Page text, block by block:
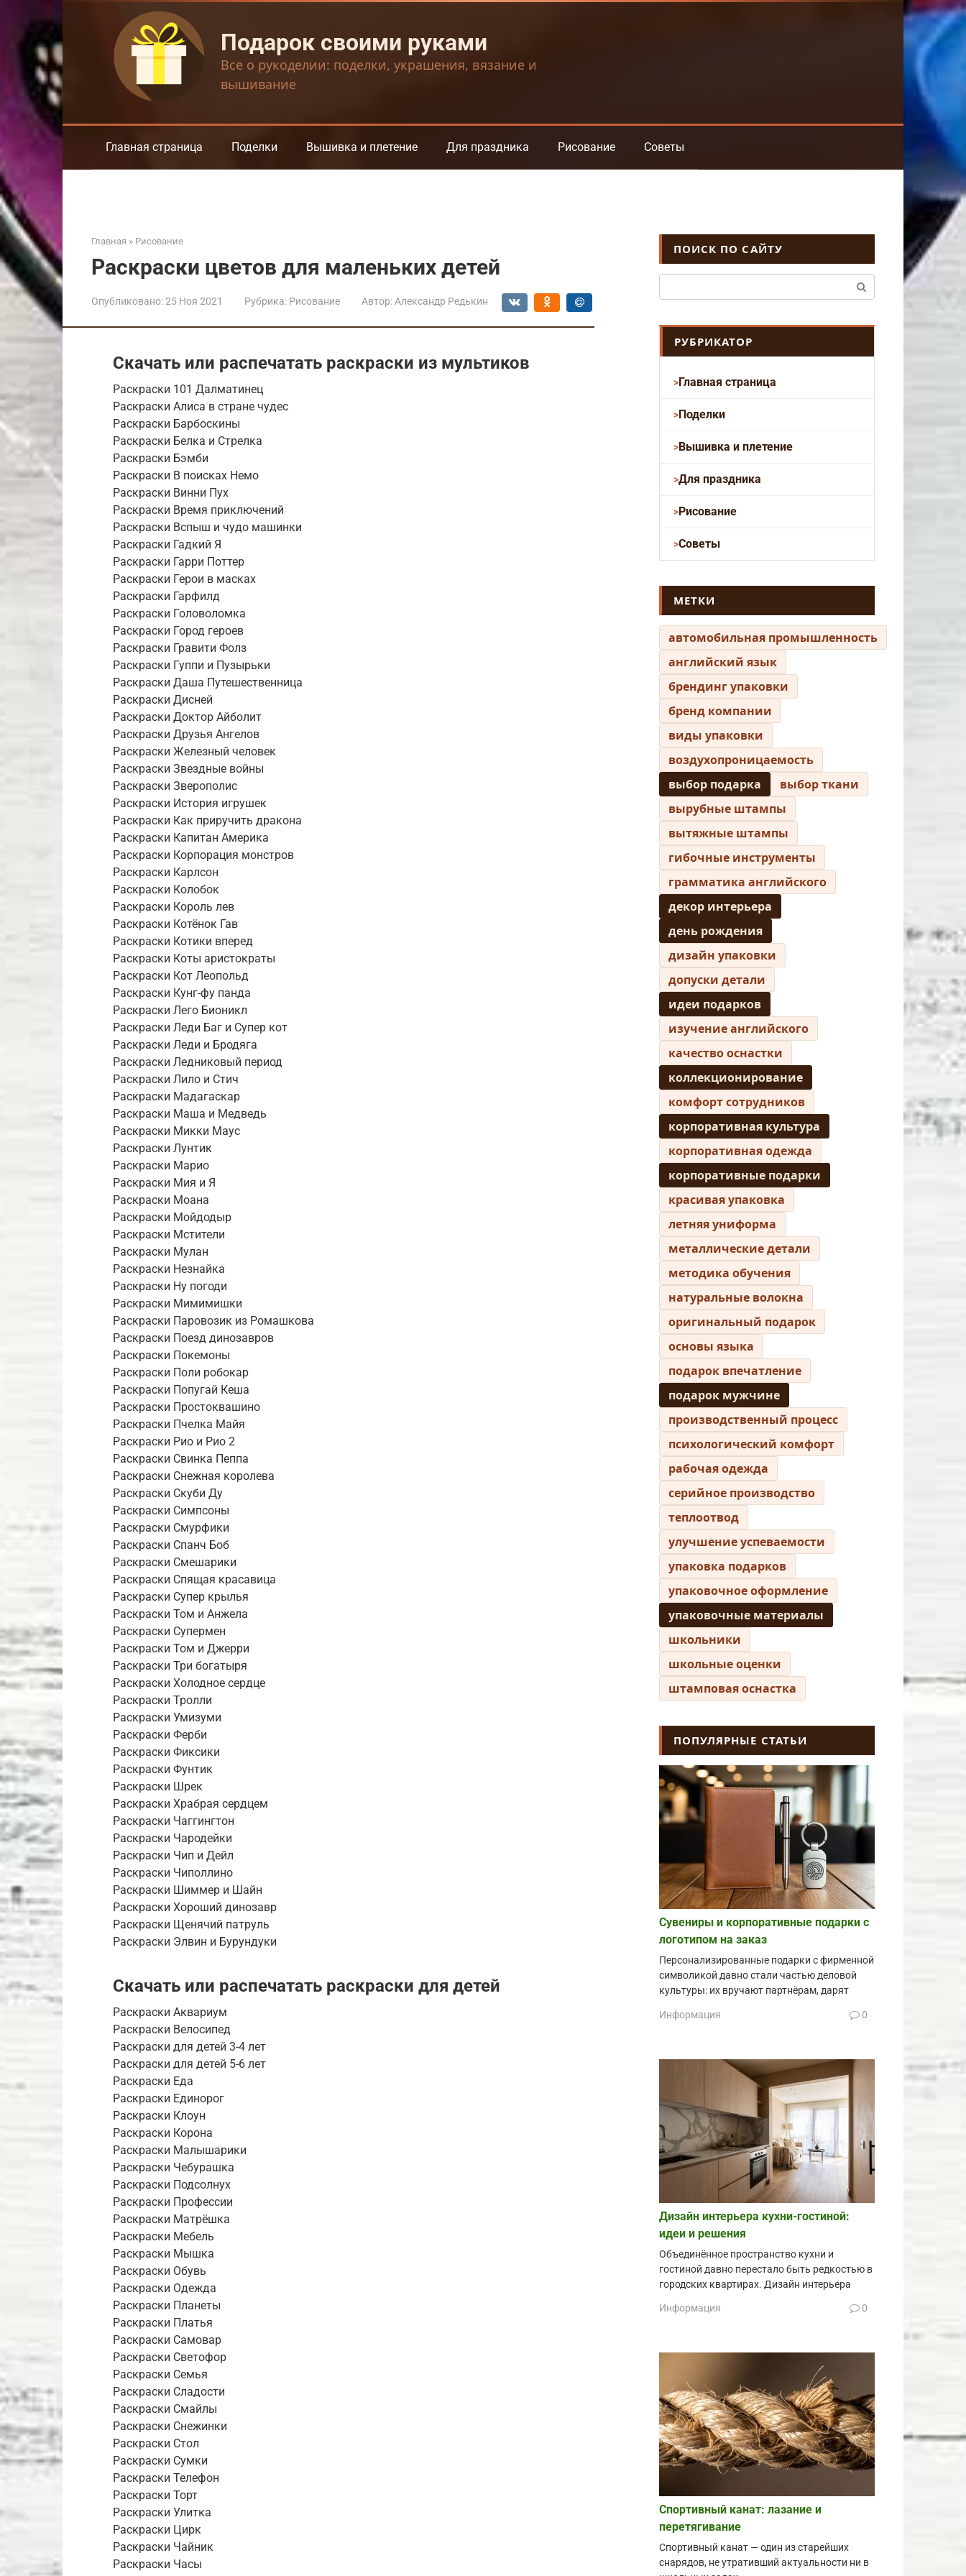
контенту
Подарок своими руками
Все о рукоделии: поделки, украшения, вязание и
вышивание
Главная страница Поделки Вышивка и плетение Для праздника Рисование Советы
Главная » Рисование
Раскраски цветов для маленьких детей
Опубликовано:25 Ноя 2021 Рубрика: Рисование Автор: Александр Редькин
Скачать или распечатать раскраски из мультиков
Раскраски 101 Далматинец
Раскраски Алиса в стране чудес
Раскраски Барбоскины
Раскраски Белка и Стрелка
Раскраски Бэмби
Раскраски В поисках Немо
Раскраски Винни Пух
Раскраски Время приключений
Раскраски Вспыш и чудо машинки
Раскраски Гадкий Я
Раскраски Гарри Поттер
Раскраски Герои в масках
Раскраски Гарфилд
Раскраски Головоломка
Раскраски Город героев
Раскраски Гравити Фолз
Раскраски Гуппи и Пузырьки
Раскраски Даша Путешественница
Раскраски Дисней
Раскраски Доктор Айболит
Раскраски Друзья Ангелов
Раскраски Железный человек
Раскраски Звездные войны
Раскраски Зверополис
Раскраски История игрушек
Раскраски Как приручить дракона
Раскраски Капитан Америка
Раскраски Корпорация монстров
Раскраски Карлсон
Раскраски Колобок
Раскраски Король лев
Раскраски Котёнок Гав
Раскраски Котики вперед
Раскраски Коты аристократы
Раскраски Кот Леопольд
Раскраски Кунг-фу панда
Раскраски Лего Бионикл
Раскраски Леди Баг и Супер кот
Раскраски Леди и Бродяга
Раскраски Ледниковый период
Раскраски Лило и Стич
Раскраски Мадагаскар
Раскраски Маша и Медведь
Раскраски Микки Маус
Раскраски Лунтик
Раскраски Марио
Раскраски Мия и Я
Раскраски Моана
Раскраски Мойдодыр
Раскраски Мстители
Раскраски Мулан
Раскраски Незнайка
Раскраски Ну погоди
Раскраски Мимимишки
Раскраски Паровозик из Ромашкова
Раскраски Поезд динозавров
Раскраски Покемоны
Раскраски Поли робокар
Раскраски Попугай Кеша
Раскраски Простоквашино
Раскраски Пчелка Майя
Раскраски Рио и Рио 2
Раскраски Свинка Пеппа
Раскраски Снежная королева
Раскраски Скуби Ду
Раскраски Симпсоны
Раскраски Смурфики
Раскраски Спанч Боб
Раскраски Смешарики
Раскраски Спящая красавица
Раскраски Супер крылья
Раскраски Том и Анжела
Раскраски Супермен
Раскраски Том и Джерри
Раскраски Три богатыря
Раскраски Холодное сердце
Раскраски Тролли
Раскраски Умизуми
Раскраски Ферби
Раскраски Фиксики
Раскраски Фунтик
Раскраски Шрек
Раскраски Храбрая сердцем
Раскраски Чаггингтон
Раскраски Чародейки
Раскраски Чип и Дейл
Раскраски Чиполлино
Раскраски Шиммер и Шайн
Раскраски Хороший динозавр
Раскраски Щенячий патруль
Раскраски Элвин и Бурундуки
Скачать или распечатать раскраски для детей
Раскраски Аквариум
Раскраски Велосипед
Раскраски для детей 3-4 лет
Раскраски для детей 5-6 лет
Раскраски Еда
Раскраски Единорог
Раскраски Клоун
Раскраски Корона
Раскраски Малышарики
Раскраски Чебурашка
Раскраски Подсолнух
Раскраски Профессии
Раскраски Матрёшка
Раскраски Мебель
Раскраски Мышка
Раскраски Обувь
Раскраски Одежда
Раскраски Планеты
Раскраски Платья
Раскраски Самовар
Раскраски Светофор
Раскраски Семья
Раскраски Сладости
Раскраски Смайлы
Раскраски Снежинки
Раскраски Стол
Раскраски Сумки
Раскраски Телефон
Раскраски Торт
Раскраски Улитка
Раскраски Цирк
Раскраски Чайник
Раскраски Часы
ПОИСК ПО САЙТУ
РУБРИКАТОР
Главная страница
Поделки
Вышивка и плетение
Для праздника
Рисование
Советы
МЕТКИ
автомобильная промышленность
английский язык
брендинг упаковки
бренд компании
виды упаковки
воздухопроницаемость
выбор подарка
выбор ткани
вырубные штампы
вытяжные штампы
гибочные инструменты
грамматика английского
декор интерьера
день рождения
дизайн упаковки
допуски детали
идеи подарков
изучение английского
качество оснастки
коллекционирование
комфорт сотрудников
корпоративная культура
корпоративная одежда
корпоративные подарки
красивая упаковка
летняя униформа
металлические детали
методика обучения
натуральные волокна
оригинальный подарок
основы языка
подарок впечатление
подарок мужчине
производственный процесс
психологический комфорт
рабочая одежда
серийное производство
теплоотвод
улучшение успеваемости
упаковка подарков
упаковочное оформление
упаковочные материалы
школьники
школьные оценки
штамповая оснастка
ПОПУЛЯРНЫЕ СТАТЬИ
Сувениры и корпоративные подарки с
логотипом на заказ
Персонализированные подарки с фирменной
символикой давно стали частью деловой
культуры: их вручают партнёрам, дарят
Информация 0
Дизайн интерьера кухни-гостиной:
идеи и решения
Объединённое пространство кухни и
гостиной давно перестало быть редкостью в
городских квартирах. Дизайн интерьера
Информация 0
Спортивный канат: лазание и
перетягивание
Спортивный канат — один из старейших
снарядов, не утративший актуальности ни в